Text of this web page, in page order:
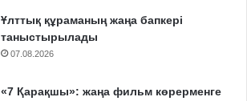
Ұлттық құраманың жаңа бапкері
таныстырылады
07.08.2026
«7 Қарақшы»: жаңа фильм көрерменге